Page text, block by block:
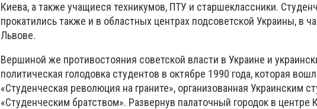
Киева, а также учащиеся техникумов, ПТУ и старшеклассники.
прокатились также и в областных центрах подсоветской Украины, в
Львове.
Вершиной же противостояния советской власти в Украине и
политическая голодовка студентов в октябре 1990 года, которая
«Студенческая революция на граните», организованная Украинским
«Студенческим братством». Развернув палаточный городок в центре